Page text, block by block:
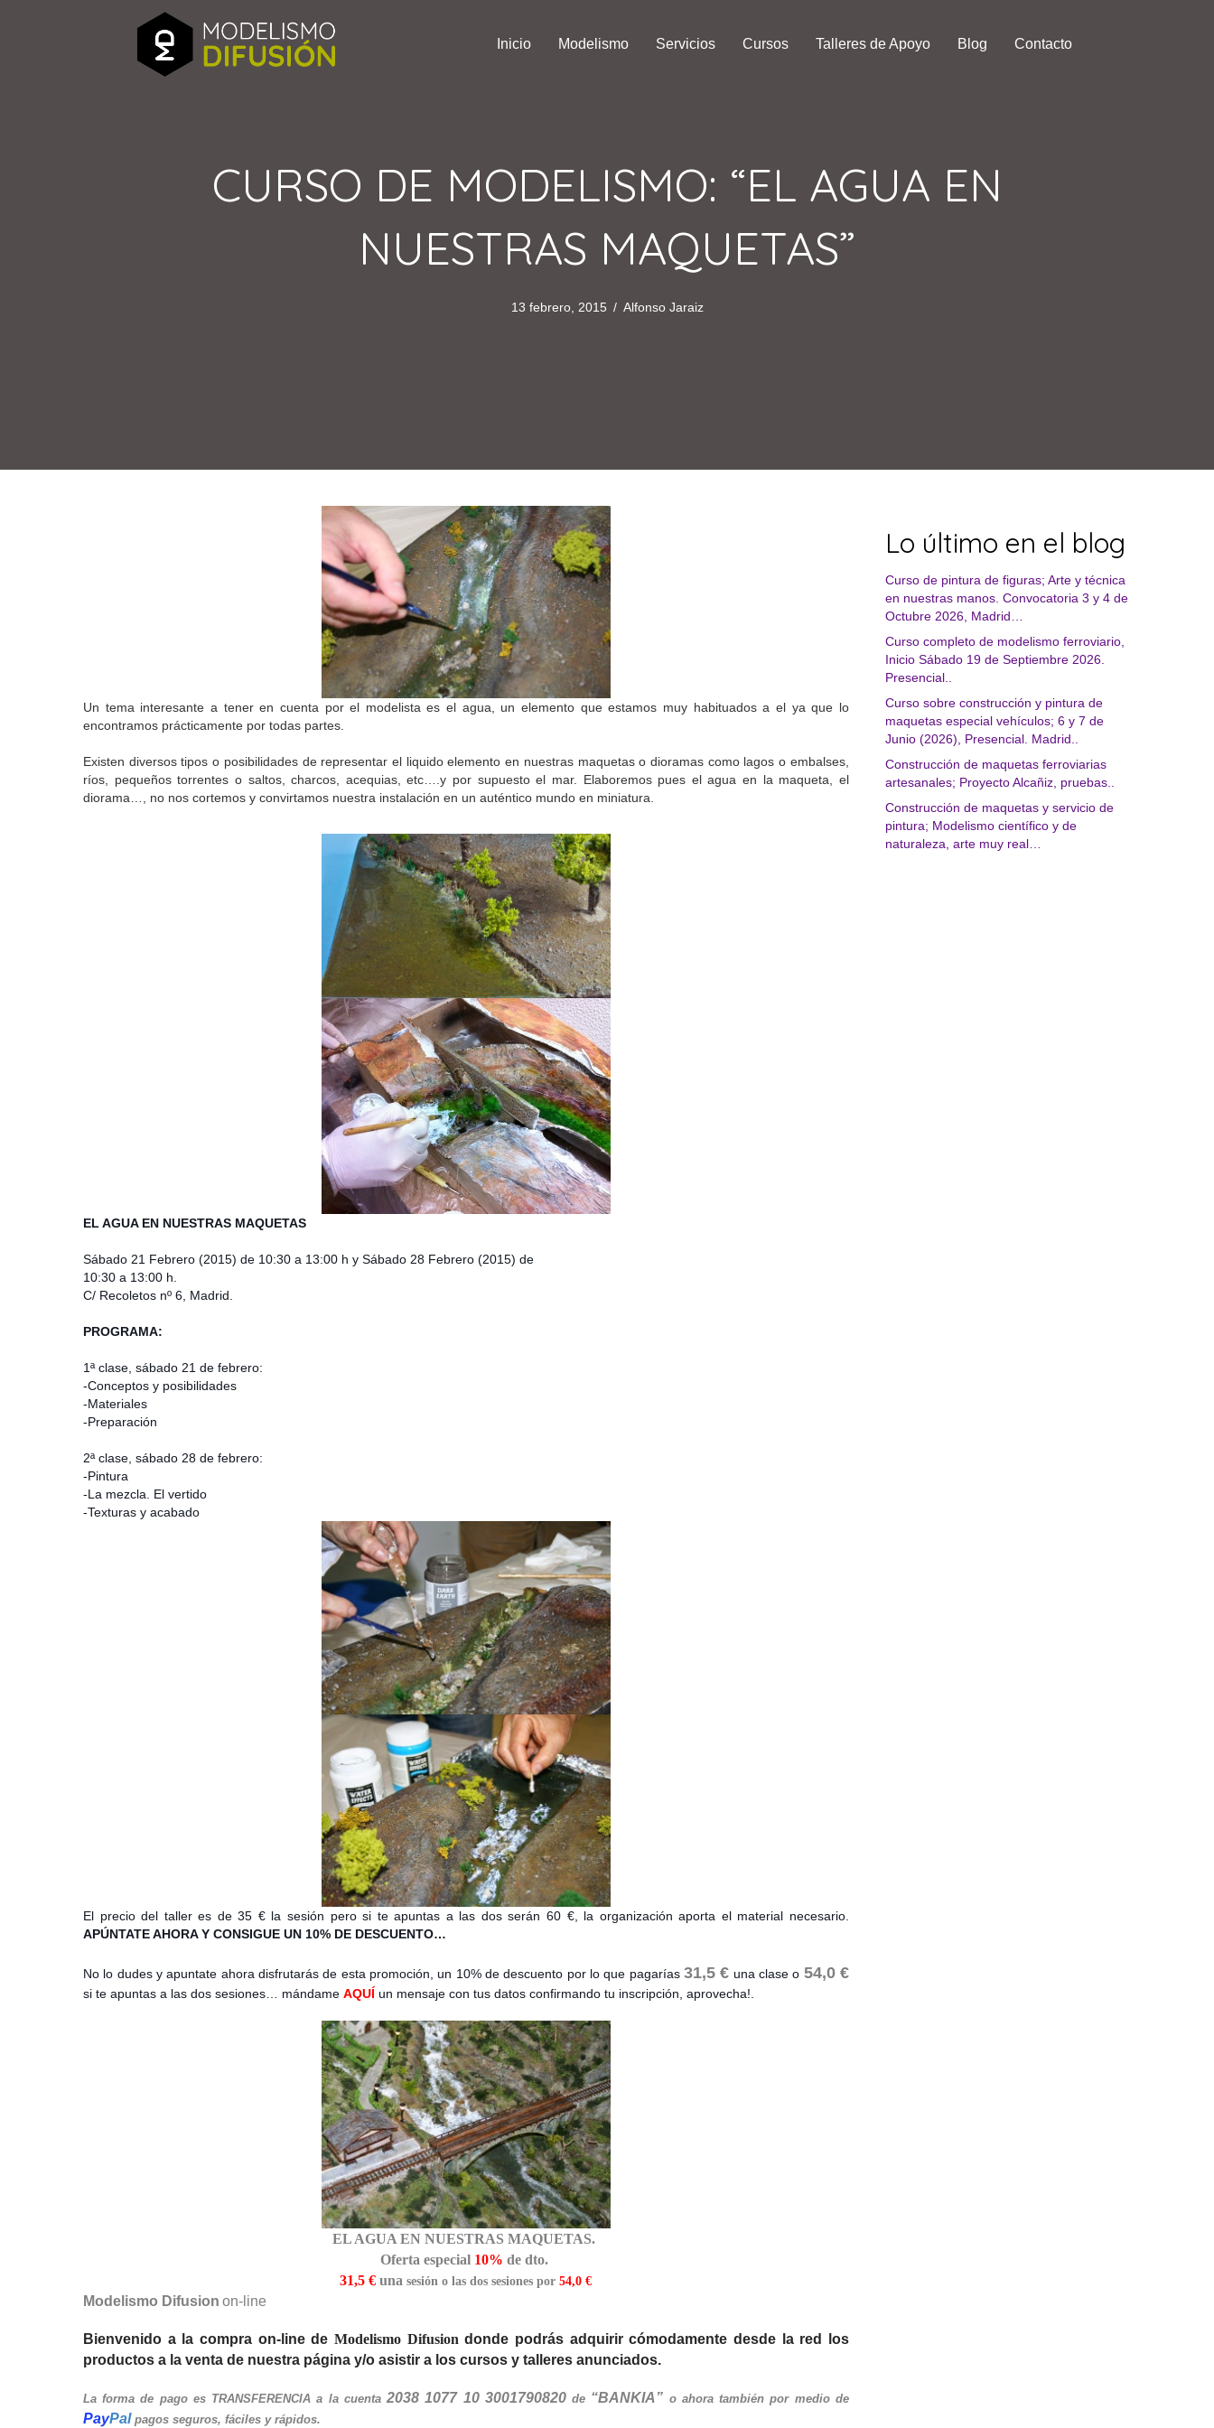
Inicio Modelismo Servicios Cursos Talleres de Apoyo Blog Contacto
CURSO DE MODELISMO: “EL AGUA EN
NUESTRAS MAQUETAS”
13 febrero, 2015 / Alfonso Jaraiz
Un tema interesante a tener en cuenta por el modelista es el agua, un elemento que estamos muy habituados a el ya que lo
encontramos prácticamente por todas partes.
Existen diversos tipos o posibilidades de representar el liquido elemento en nuestras maquetas o dioramas como lagos o embalses,
ríos, pequeños torrentes o saltos, charcos, acequias, etc….y por supuesto el mar. Elaboremos pues el agua en la maqueta, el
diorama…, no nos cortemos y convirtamos nuestra instalación en un auténtico mundo en miniatura.
EL AGUA EN NUESTRAS MAQUETAS
Sábado 21 Febrero (2015) de 10:30 a 13:00 h y Sábado 28 Febrero (2015) de
10:30 a 13:00 h.
C/ Recoletos nº 6, Madrid.
PROGRAMA:
1ª clase, sábado 21 de febrero:
-Conceptos y posibilidades
-Materiales
-Preparación
2ª clase, sábado 28 de febrero:
-Pintura
-La mezcla. El vertido
-Texturas y acabado
El precio del taller es de 35 € la sesión pero si te apuntas a las dos serán 60 €, la organización aporta el material necesario.
APÚNTATE AHORA Y CONSIGUE UN 10% DE DESCUENTO…
No lo dudes y apuntate ahora disfrutarás de esta promoción, un 10% de descuento por lo que pagarías 31,5 € una clase o 54,0 €
si te apuntas a las dos sesiones… mándame AQUÍ un mensaje con tus datos confirmando tu inscripción, aprovecha!.
EL AGUA EN NUESTRAS MAQUETAS.
Oferta especial 10% de dto.
31,5 € unasesión o las dos sesiones por54,0 €
Modelismo Difusion on-line
Bienvenido a la compra on-line de Modelismo Difusion donde podrás adquirir cómodamente desde la red los
productos a la venta de nuestra página y/o asistir a los cursos y talleres anunciados.
La forma de pago es TRANSFERENCIA a la cuenta2038 1077 10 3001790820de “BANKIA” o ahora también por medio de
PayPal pagos seguros, fáciles y rápidos.
Lo último en el blog
Curso de pintura de figuras; Arte y técnica
en nuestras manos. Convocatoria 3 y 4 de
Octubre 2026, Madrid…
Curso completo de modelismo ferroviario,
Inicio Sábado 19 de Septiembre 2026.
Presencial..
Curso sobre construcción y pintura de
maquetas especial vehículos; 6 y 7 de
Junio (2026), Presencial. Madrid..
Construcción de maquetas ferroviarias
artesanales; Proyecto Alcañiz, pruebas..
Construcción de maquetas y servicio de
pintura; Modelismo científico y de
naturaleza, arte muy real…